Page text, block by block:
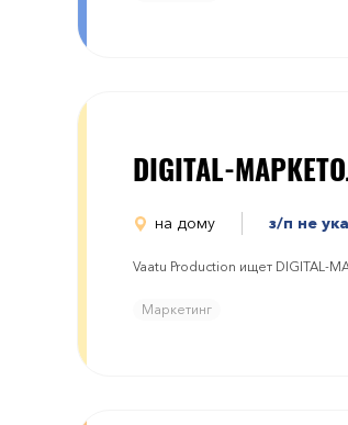
DIGITAL-
на дому з/п не
Vaatu Production ищет
Маркетинг